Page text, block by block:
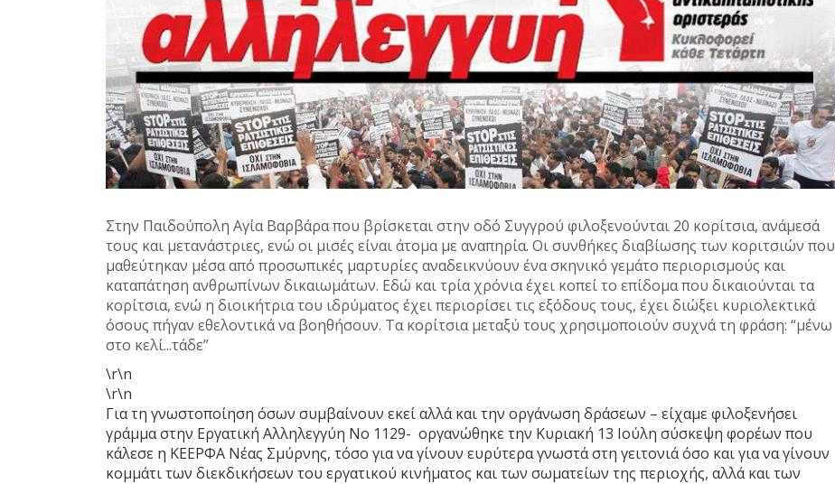
Στην Παιδούπολη Αγία Βαρβάρα που βρίσκεται στην οδό Συγγρού φιλοξενούνται 20 κορίτσια, ανάμεσά
τους και μετανάστριες, ενώ οι μισές είναι άτομα με αναπηρία. Οι συνθήκες διαβίωσης των κοριτσιών που
μαθεύτηκαν μέσα από προσωπικές μαρτυρίες αναδεικνύουν ένα σκηνικό γεμάτο περιορισμούς και
καταπάτηση ανθρωπίνων δικαιωμάτων. Εδώ και τρία χρόνια έχει κοπεί το επίδομα που δικαιούνται τα
κορίτσια, ενώ η διοικήτρια του ιδρύματος έχει περιορίσει τις εξόδους τους, έχει διώξει κυριολεκτικά
όσους πήγαν εθελοντικά να βοηθήσουν. Τα κορίτσια μεταξύ τους χρησιμοποιούν συχνά τη φράση: “μένω
στο κελί...τάδε”
\r\n
\r\n
Για τη γνωστοποίηση όσων συμβαίνουν εκεί αλλά και την οργάνωση δράσεων – είχαμε φιλοξενήσει
γράμμα στην Εργατική Αλληλεγγύη Νο 1129- οργανώθηκε την Κυριακή 13 Ιούλη σύσκεψη φορέων που
κάλεσε η ΚΕΕΡΦΑ Νέας Σμύρνης, τόσο για να γίνουν ευρύτερα γνωστά στη γειτονιά όσο και για να γίνουν
κομμάτι των διεκδικήσεων του εργατικού κινήματος και των σωματείων της περιοχής, αλλά και των